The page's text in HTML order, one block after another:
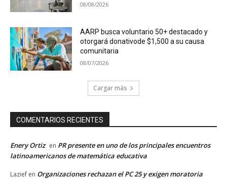
08/08/2026
AARP busca voluntario 50+ destacado y
otorgará donativode $1,500 a su causa
comunitaria
08/07/2026
Cargar más
COMENTARIOS RECIENTES
Enery Ortiz en PR presente en uno de los principales encuentros
latinoamericanos de matemática educativa
Lazief en Organizaciones rechazan el PC 25 y exigen moratoria